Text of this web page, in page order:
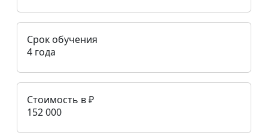
Срок обучения
4 года
Стоимость в ₽
152 000